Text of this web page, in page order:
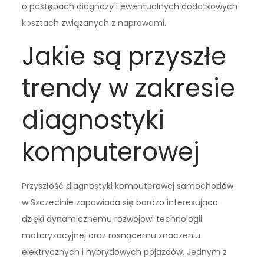
o postępach diagnozy i ewentualnych dodatkowych
kosztach związanych z naprawami.
Jakie są przyszłe
trendy w zakresie
diagnostyki
komputerowej
Przyszłość diagnostyki komputerowej samochodów
w Szczecinie zapowiada się bardzo interesująco
dzięki dynamicznemu rozwojowi technologii
motoryzacyjnej oraz rosnącemu znaczeniu
elektrycznych i hybrydowych pojazdów. Jednym z